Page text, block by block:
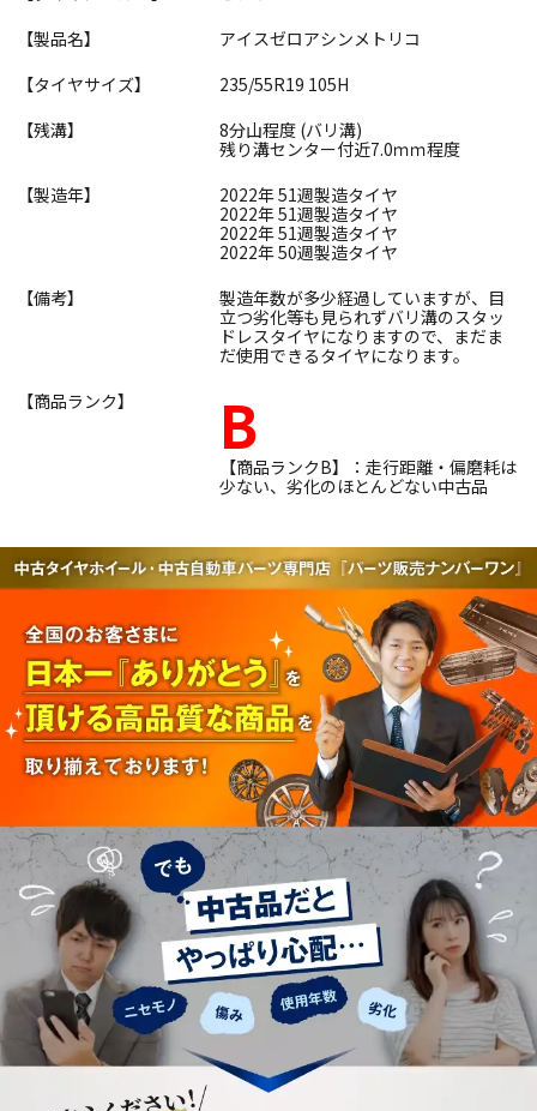
【製品名】
アイスゼロアシンメトリコ
【タイヤサイズ】
235/55R19 105H
【残溝】
8分山程度 (バリ溝)
残り溝センター付近7.0ｍｍ程度
【製造年】
2022年 51週製造タイヤ
2022年 51週製造タイヤ
2022年 51週製造タイヤ
2022年 50週製造タイヤ
【備考】
製造年数が多少経過していますが、目
立つ劣化等も見られずバリ溝のスタッ
ドレスタイヤになりますので、まだま
だ使用できるタイヤになります。
【商品ランク】
B
【商品ランクB】：走行距離・偏磨耗は
少ない、劣化のほとんどない中古品